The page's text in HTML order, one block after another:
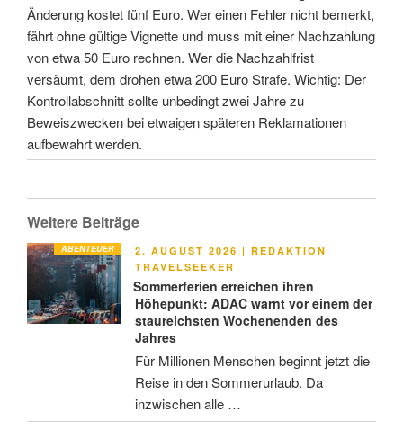
Änderung kostet fünf Euro. Wer einen Fehler nicht bemerkt,
fährt ohne gültige Vignette und muss mit einer Nachzahlung
von etwa 50 Euro rechnen. Wer die Nachzahlfrist
versäumt, dem drohen etwa 200 Euro Strafe. Wichtig: Der
Kontrollabschnitt sollte unbedingt zwei Jahre zu
Beweiszwecken bei etwaigen späteren Reklamationen
aufbewahrt werden.
Weitere Beiträge
ABENTEUER
VERÖFFENTLICHT
AM
2. AUGUST 2026 | REDAKTION
TRAVELSEEKER
Sommerferien erreichen ihren
Höhepunkt: ADAC warnt vor einem der
staureichsten Wochenenden des
Jahres
Für Millionen Menschen beginnt jetzt die
Reise in den Sommerurlaub. Da
inzwischen alle …